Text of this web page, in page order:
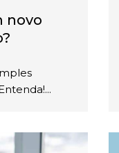
novo